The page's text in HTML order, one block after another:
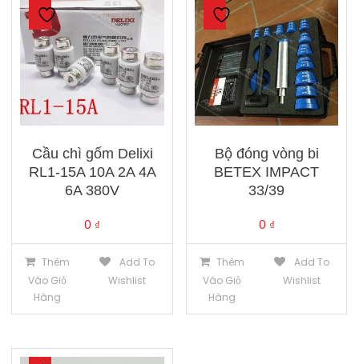
Cầu chì gốm Delixi
RL1-15A 10A 2A 4A
6A 380V
0 ₫
Thêm
Vào Giỏ
Hàng
Add To
Wishlist
Bộ đóng vòng bi
BETEX IMPACT
33/39
0 ₫
Thêm
Vào Giỏ
Hàng
Add To
Wishlist